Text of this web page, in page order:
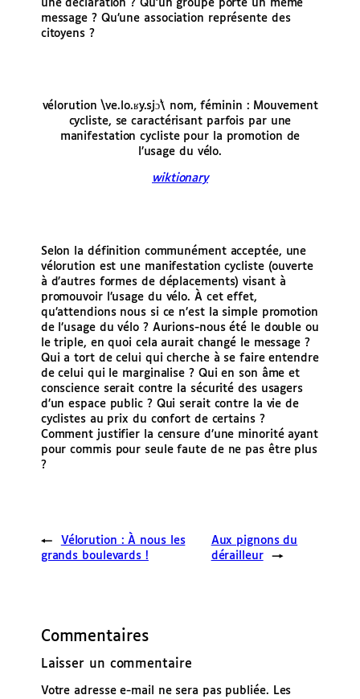
une déclaration ? Qu’un groupe porte un même
message ? Qu’une association représente des
citoyens ?
vélorution \ve.lo.ʁy.sjɔ̃\ nom, féminin : Mouvement
cycliste, se caractérisant parfois par une
manifestation cycliste pour la promotion de
l’usage du vélo.
wiktionary
Selon la définition communément acceptée, une
vélorution est une manifestation cycliste (ouverte
à d’autres formes de déplacements) visant à
promouvoir l’usage du vélo. À cet effet,
qu’attendions nous si ce n’est la simple promotion
de l’usage du vélo ? Aurions-nous été le double ou
le triple, en quoi cela aurait changé le message ?
Qui a tort de celui qui cherche à se faire entendre
de celui qui le marginalise ? Qui en son âme et
conscience serait contre la sécurité des usagers
d’un espace public ? Qui serait contre la vie de
cyclistes au prix du confort de certains ?
Comment justifier la censure d’une minorité ayant
pour commis pour seule faute de ne pas être plus
?
←
Vélorution : À nous les
grands boulevards !
Aux pignons du
dérailleur
→
Commentaires
Laisser un commentaire
Votre adresse e-mail ne sera pas publiée.
Les